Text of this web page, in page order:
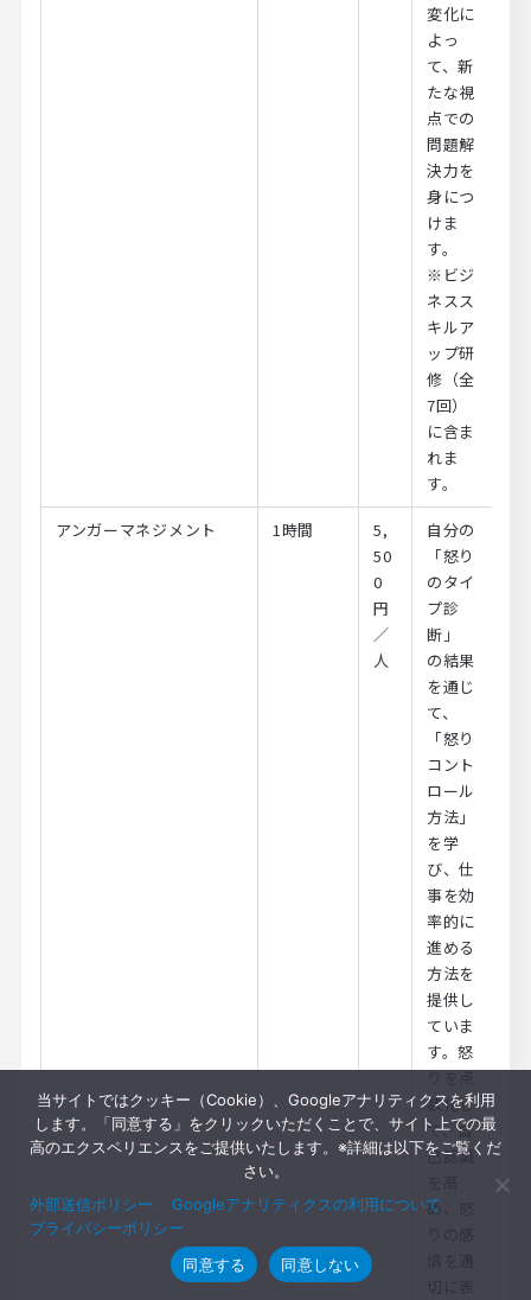
変化に
よっ
て、新
たな視
点での
問題解
決力を
身につ
けま
す。
※ビジ
ネスス
キルア
ップ研
修（全
7回）
に含ま
れま
す。
アンガーマネジメント 1時間
5,
50
0
円
／
人
自分の
「怒り
のタイ
プ診
断」
の結果
を通じ
て、
「怒り
コント
ロール
方法」
を学
び、仕
事を効
率的に
進める
方法を
提供し
ていま
す。怒
りを点
数化し
て、自
己認識
め、怒
当サイトではクッキー（Cookie）、Googleアナリティクスを利用
します。「同意する」をクリックいただくことで、サイト上での最
高のエクスペリエンスをご提供いたします。※詳細は以下をご覧くだ
さい。
外部送信ポリシー
Googleアナリティクスの利用について
プライバシーポリシー
同意する
同意しない